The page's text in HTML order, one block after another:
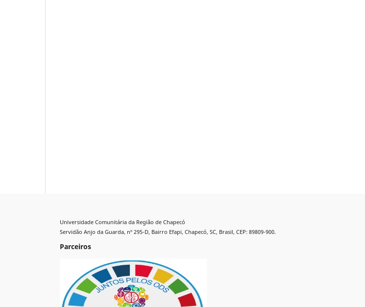
Universidade Comunitária da Região de Chapecó
Servidão Anjo da Guarda, nº 295-D, Bairro Efapi, Chapecó, SC, Brasil, CEP: 89809-900.
Parceiros